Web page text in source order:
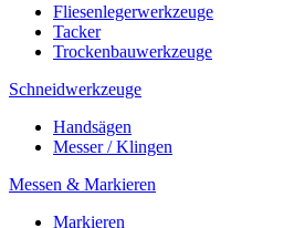
Fliesenlegerwerkzeuge
Tacker
Trockenbauwerkzeuge
Schneidwerkzeuge
Handsägen
Messer / Klingen
Messen & Markieren
Markieren